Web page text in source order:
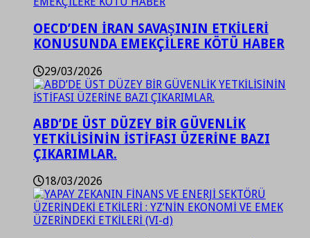
OECD’DEN İRAN SAVAŞININ ETKİLERİ
KONUSUNDA EMEKÇİLERE KÖTÜ HABER
29/03/2026
ABD’DE ÜST DÜZEY BİR GÜVENLİK
YETKİLİSİNİN İSTİFASI ÜZERİNE BAZI
ÇIKARIMLAR.
18/03/2026